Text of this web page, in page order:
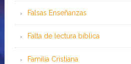
Falsas Enseñanzas
Falta de lectura bíblica
Familia Cristiana